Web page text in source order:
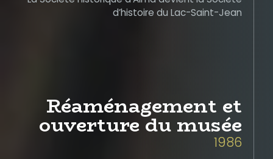
d’histoire du Lac-Saint-Jean
Réaménagement et
ouverture du musée
1986